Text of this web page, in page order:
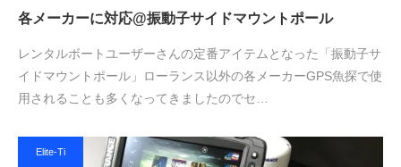
各メーカーに対応@振動子サイドマウントポール
レンタルボートユーザーさんの定番アイテムとなった「振動子サ
イドマウントポール」ローランス以外の各メーカーGPS魚探で使
用されることも多くなってきましたのでセ…
Elite-Ti